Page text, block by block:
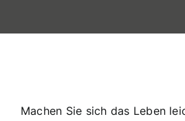
Machen Sie sich das Leben